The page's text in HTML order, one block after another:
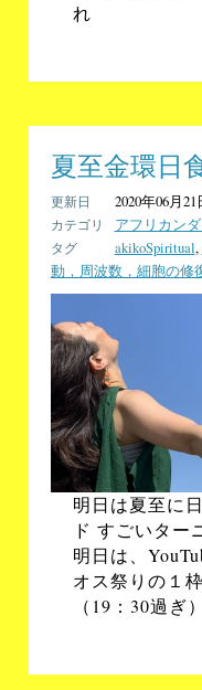
れ
夏至金環日
2020年06月21
アフリカン
akikoSpiritual,
動，周波数，細胞の修
明日は夏至に
ド すごいター
明日は、
オス祭りの１
（19：30過ぎ）